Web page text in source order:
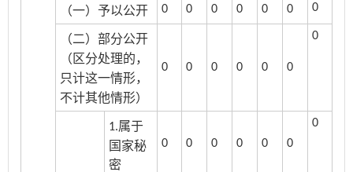
（一）予以公开 0 0 0 0 0 0 0
（二）部分公开
（区分处理的，
只计这一情形，
不计其他情形）
0 0 0 0 0 0
0
1.属于
国家秘
密
0 0 0 0 0 0
0